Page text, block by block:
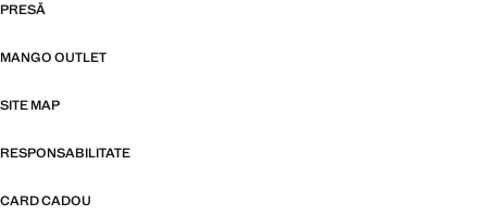
PRESĂ
MANGO OUTLET
SITE MAP
RESPONSABILITATE
CARD CADOU